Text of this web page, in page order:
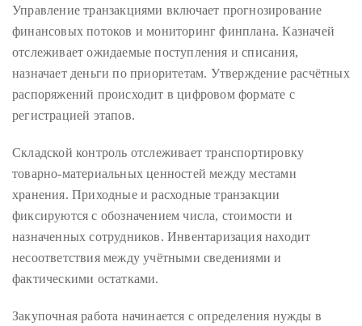
Appearances:
booking@theduanewells.com
Follow
us
on
Instagram
@therealduanewells
Video
Управление транзакциями включает прогнозирование
финансовых потоков и мониторинг финплана. Казначей
отслеживает ожидаемые поступления и списания,
назначает деньги по приоритетам. Утверждение расчётных
распоряжений происходит в цифровом формате с
регистрацией этапов.
Складской контроль отслеживает транспортировку
товарно-материальных ценностей между местами
хранения. Приходные и расходные транзакции
фиксируются с обозначением числа, стоимости и
назначенных сотрудников. Инвентаризация находит
несоответствия между учётными сведениями и
фактическими остатками.
Закупочная работа начинается с определения нужды в